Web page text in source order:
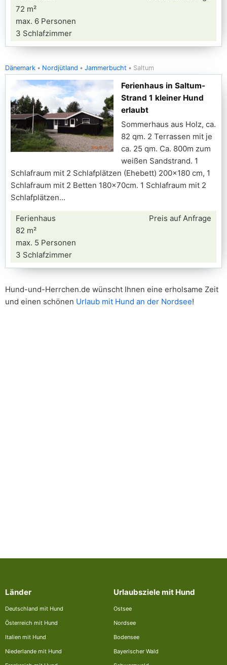
72 m²
max. 6 Personen
3 Schlafzimmer
Dänemark Nordjütland Jammerbucht Saltum
Ferienhaus in Saltum-
Strand 1 kleiner Hund
erlaubt
Sommerhaus aus Holz, ca.
82 qm. 2 Terrassen mit je
ca. 25 qm. Ca. 800m zum
weißen Sandstrand. 1
Schlafraum mit 2 Schlafplätzen (Ehebett) 200x180 cm, 1
Schlafraum mit 2 Betten 180x70cm. 1 Schlafraum mit 2
Schlafplätzen
Ferienhaus
82 m²
max. 5 Personen
3 Schlafzimmer
Preis auf Anfrage
Hund-und-Herrchen.de wünscht Ihnen eine erholsame Zeit
und einen schönen Urlaub mit Hund an der Nordsee!
Länder
Deutschland mit Hund
Österreich mit Hund
Italien mit Hund
Niederlande mit Hund
Urlaubsziele mit Hund
Ostsee
Nordsee
Bodensee
Bayerischer Wald